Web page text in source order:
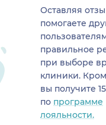
Оставляя
помогаете
правильное
при выборе
клиники.
вы получите
по программе
лояльности.